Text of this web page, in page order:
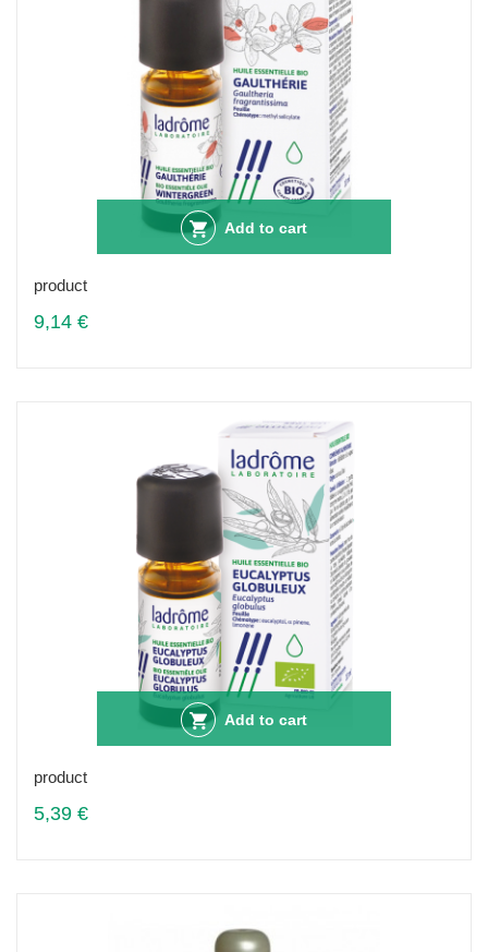
Add to cart
product
9,14 €
Add to cart
product
5,39 €